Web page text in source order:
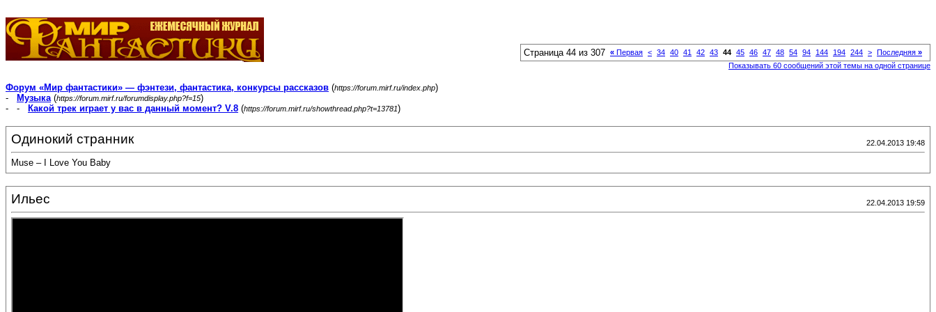
Страница 44 из 307 « Первая < 34 40 41 42 43 44 45 46 47 48 54 94 144 194 244 > Последняя »
Показывать 60 сообщений этой темы на одной странице
Форум «Мир фантастики» — фэнтези, фантастика, конкурсы рассказов (https://forum.mirf.ru/index.php)
-
Музыка(https://forum.mirf.ru/forumdisplay.php?f=15)
- -
Какой трек играет у вас в данный момент? V.8 (https://forum.mirf.ru/showthread.php?t=13781)
Одинокий странник 22.04.2013 19:48
Muse – I Love You Baby
Ильес 22.04.2013 19:59